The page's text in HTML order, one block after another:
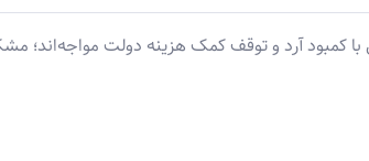
با کمبود آرد و توقف کمک هزینه دولت مواجه‌اند؛